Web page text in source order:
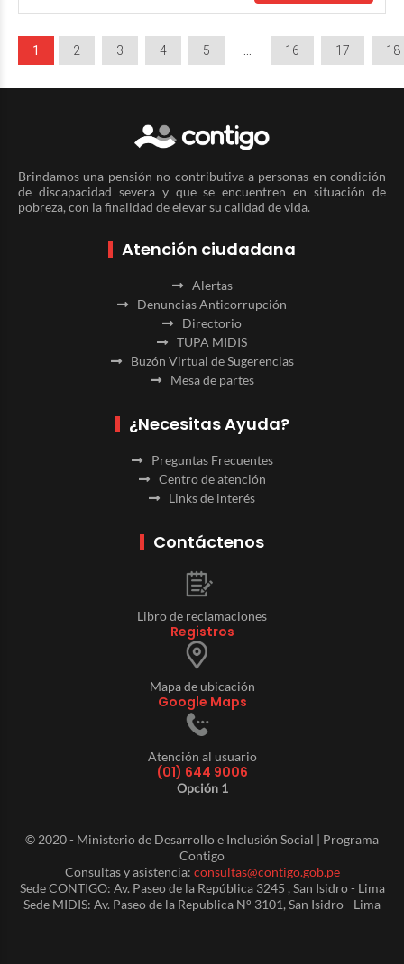
1 2 3 4 5 16 17 18
Brindamos una pensión no contributiva a personas en condición
de discapacidad severa y que se encuentren en situación de
pobreza, con la finalidad de elevar su calidad de vida.
Atención ciudadana
Alertas
Denuncias Anticorrupción
Directorio
TUPA MIDIS
Buzón Virtual de Sugerencias
Mesa de partes
¿Necesitas Ayuda?
Preguntas Frecuentes
Centro de atención
Links de interés
Contáctenos
Libro de reclamaciones
Registros
Mapa de ubicación
Google Maps
Atención al usuario
(01) 644 9006
Opción 1
© 2020 - Ministerio de Desarrollo e Inclusión Social | Programa
Contigo
Consultas y asistencia: consultas@contigo.gob.pe
Sede CONTIGO: Av. Paseo de la República 3245 , San Isidro - Lima
Sede MIDIS: Av. Paseo de la Republica N° 3101, San Isidro - Lima